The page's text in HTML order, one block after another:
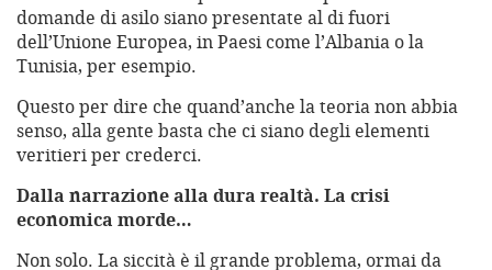
domande di asilo siano presentate al di fuori
dell’Unione Europea, in Paesi come l’Albania o la
Tunisia, per esempio.
Questo per dire che quand’anche la teoria non abbia
senso, alla gente basta che ci siano degli elementi
veritieri per crederci.
Dalla narrazione alla dura realtà. La crisi
economica morde…
Non solo. La siccità è il grande problema, ormai da